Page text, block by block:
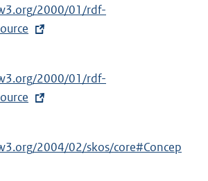
2000/01/rdf-
2000/01/rdf-
2004/02/skos/core#Concep